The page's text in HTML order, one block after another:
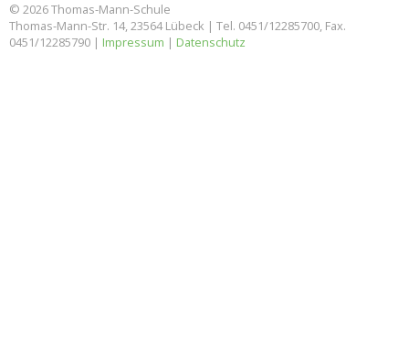
© 2026 Thomas-Mann-Schule
Thomas-Mann-Str. 14, 23564 Lübeck | Tel. 0451/12285700, Fax.
0451/12285790 | Impressum | Datenschutz